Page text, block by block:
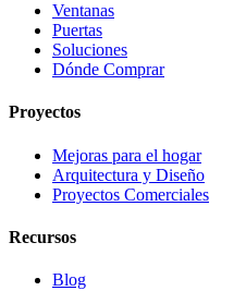
Ventanas
Puertas
Soluciones
Dónde Comprar
Proyectos
Mejoras para el hogar
Arquitectura y Diseño
Proyectos Comerciales
Recursos
Blog